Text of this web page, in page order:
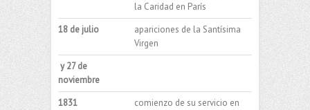
la Caridad en París
18 de julio
apariciones de la Santísima
Virgen
y 27 de
noviembre
1831
comienzo de su servicio en